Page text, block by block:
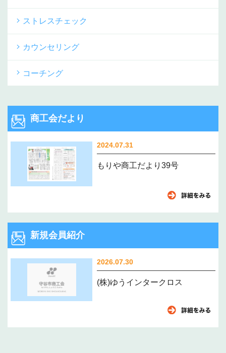
ストレスチェック
カウンセリング
コーチング
商工会だより
2024.07.31
もりや商工だより39号
新規会員紹介
2026.07.30
(株)ゆうインタークロス